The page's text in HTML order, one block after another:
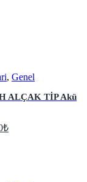
, Genel
ALÇAK TİP Akü
₺